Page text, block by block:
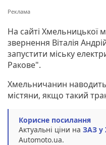
На сайті Хмельницької
звернення Віталія
запустити міську
Ракове".
Хмельничанин
містяни, якщо такий
Корисне посилання
Актуальні ціни на ЗАЗ у
Automoto.ua.